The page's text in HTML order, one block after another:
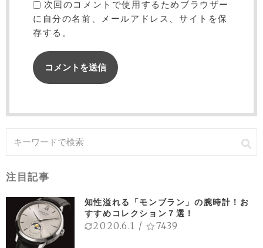
次回のコメントで使用するためブラウザー
に自分の名前、メールアドレス、サイトを保
存する。
注目記事
知性溢れる「モンブラン」の腕時計！お
すすめコレクション７選！
2020.6.1 / 7439